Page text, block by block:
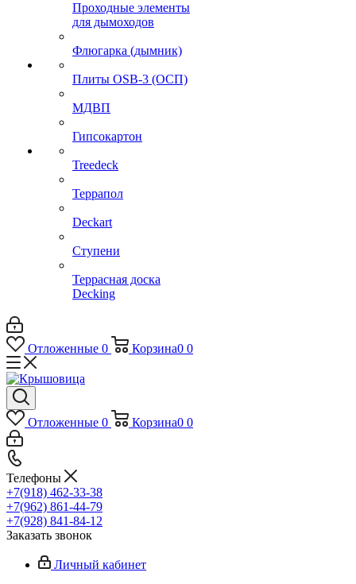
Проходные элементы
для дымоходов
Флюгарка (дымник)
Плиты OSB-3 (ОСП)
МДВП
Гипсокартон
Treedeck
Террапол
Deckart
Ступени
Террасная доска
Decking
Отложенные 0 Корзина0 0
Отложенные 0 Корзина0 0
Телефоны
+7(918) 462-33-38
+7(962) 861-44-79
+7(928) 841-84-12
Заказать звонок
Личный кабинет